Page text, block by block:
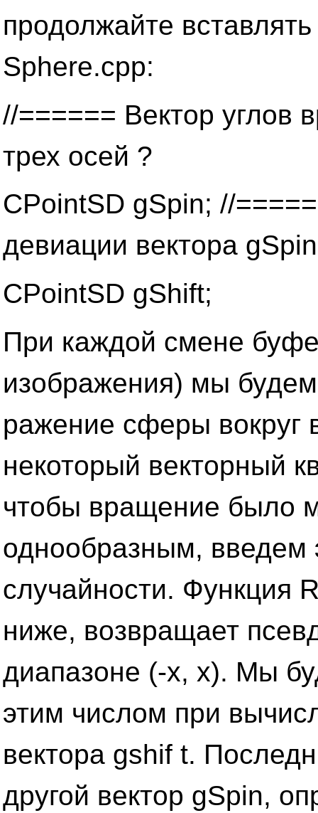
продолжайте
Sphere.срр:
//====== Вектор углов
трех осей ?
CPointSD gSpin; //
девиации вектора gSpin
CPointSD gShift;
При каждой смене
изображения) мы
ражение сферы вокруг
некоторый векторный
чтобы вращение было
однообразным, введем
случайности. Функция
ниже, возвращает
диапазоне (-х, х). Мы
этим числом при
вектора gshif t.
другой вектор gSpin,